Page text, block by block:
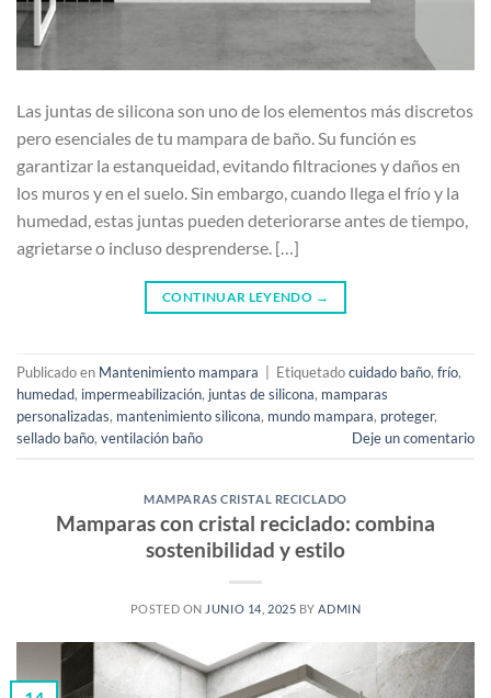
Las juntas de silicona son uno de los elementos más discretos
pero esenciales de tu mampara de baño. Su función es
garantizar la estanqueidad, evitando filtraciones y daños en
los muros y en el suelo. Sin embargo, cuando llega el frío y la
humedad, estas juntas pueden deteriorarse antes de tiempo,
agrietarse o incluso desprenderse. […]
CONTINUAR LEYENDO →
Publicado en Mantenimiento mampara Etiquetadocuidado baño, frío,
humedad, impermeabilización, juntas de silicona, mamparas
personalizadas, mantenimiento silicona, mundo mampara, proteger,
sellado baño, ventilación baño Deje un comentario
MAMPARAS CRISTAL RECICLADO
Mamparas con cristal reciclado: combina
sostenibilidad y estilo
POSTED ON JUNIO 14, 2025 BYADMIN